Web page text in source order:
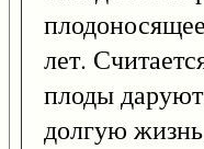
лет.
плоды
долгую